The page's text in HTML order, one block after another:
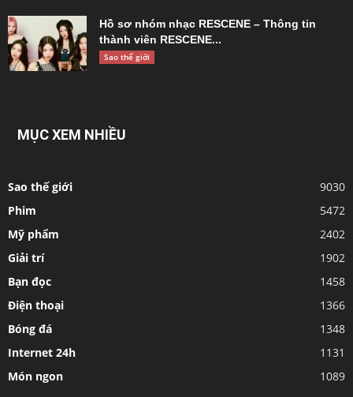
Hồ sơ nhóm nhạc RESCENE – Thông tin
thành viên RESCENE...
Sao thế giới
MỤC XEM NHIỀU
Sao thế giới
9030
Phim
5472
Mỹ phẩm
2402
Giải trí
1902
Bạn đọc
1458
Điện thoại
1366
Bóng đá
1348
Internet 24h
1131
Món ngon
1089